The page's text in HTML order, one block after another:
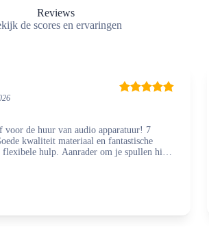
Reviews
de scores en ervaringen
voor de huur van audio apparatuur! 7
kwaliteit materiaal en fantastische
flexibele hulp. Aanrader om je spullen hier